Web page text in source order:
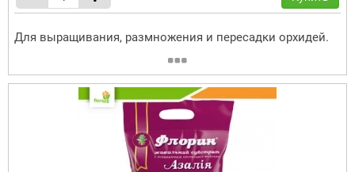
Для выращивания, размножения и пересадки орхидей.